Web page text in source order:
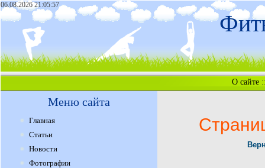
06.08.2026 21:05:57
О сайте
Меню сайта
Главная
Статьи
Новости
Фотографии